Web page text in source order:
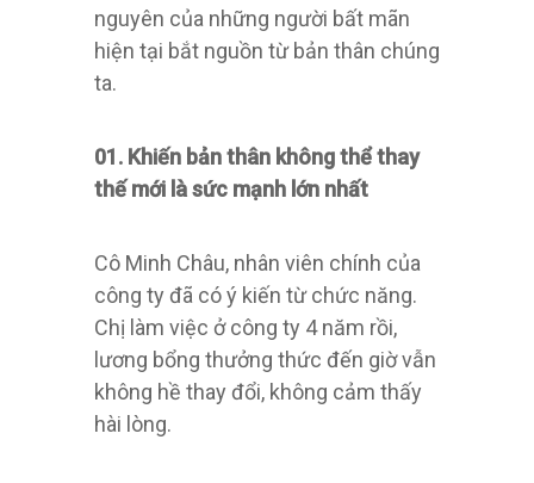
nguyên của những người bất mãn
hiện tại bắt nguồn từ bản thân chúng
ta.
01. Khiến bản thân không thể thay
thế mới là sức mạnh lớn nhất
Cô Minh Châu, nhân viên chính của
công ty đã có ý kiến ​​từ chức năng.
Chị làm việc ở công ty 4 năm rồi,
lương bổng thưởng thức đến giờ vẫn
không hề thay đổi, không cảm thấy
hài lòng.